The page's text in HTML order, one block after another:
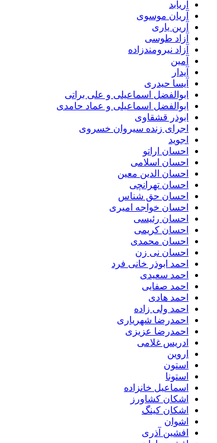
آریابد
آریان موسوی
آرین یاری
آزاد طوسی
آزاد نیرومندزاده
آمین
آیدار
آیسا حیدری
ابوالفضل اسماعیلی و علی براتی
ابوالفضل اسماعیلی و عماد حامدی
ابوذر قشقاوی
اجرای زنده سیروان خسروی
اجوید
احسان اراتو
احسان اسلامی
احسان الدین معین
احسان تهرانچی
احسان حق شناس
احسان خواجه امیری
احسان رئیسی
احسان کریمی
احسان محمدی
احسان نی زن
احمد ابوذر خانی فرد
احمد سعیدی
احمد صفایی
احمد هادی
احمد ولی زاده
احمدرضا شهریاری
احمدرضا عزیزی
ادریس غلامی
اروین
استون
استونا
اسماعیل خانزاده
اشکان کشاورز
اشکان کینگ
اشوان
افشین آذری